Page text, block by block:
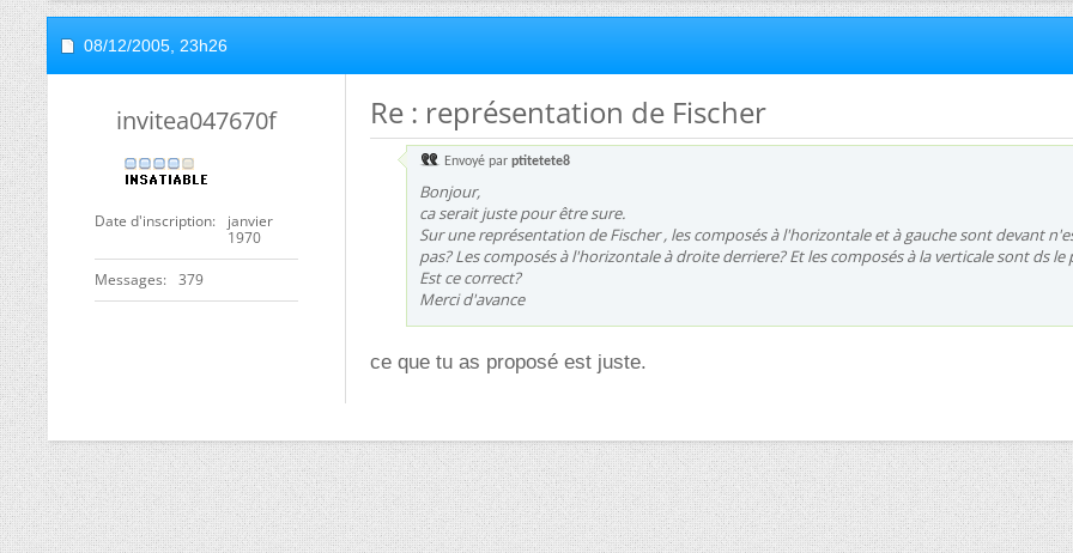
08/12/2005, 23h26
invitea047670f
Date d'inscription
janvier
1970
Messages 379
Re : représentation de Fischer
Envoyé par ptitetete8
Bonjour,
ca serait juste pour être sure.
Sur une représentation de Fischer , les composés à l'horizontale et à gauche sont devant
pas? Les composés à l'horizontale à droite derriere? Et les composés à la verticale sont ds le
Est ce correct?
Merci d'avance
ce que tu as proposé est juste.